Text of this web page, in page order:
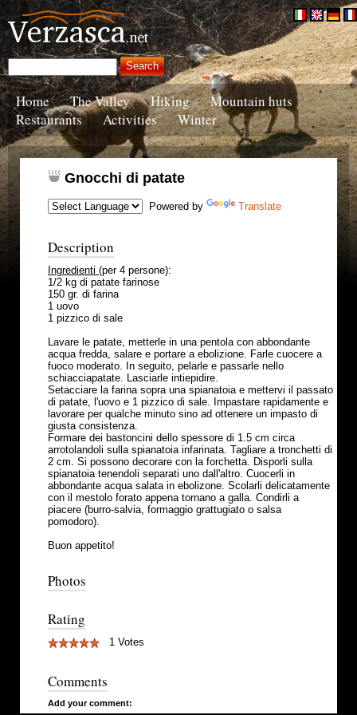
Home The Valley Hiking
Mountain huts
Restaurants
Activities Winter
Gnocchi di patate
Powered by Translate
Description
Ingredienti (per 4 persone):
1/2 kg di patate farinose
150 gr. di farina
1 uovo
1 pizzico di sale
Lavare le patate, metterle in una pentola con abbondante
acqua fredda, salare e portare a ebolizione. Farle cuocere a
fuoco moderato. In seguito, pelarle e passarle nello
schiacciapatate. Lasciarle intiepidire.
Setacciare la farina sopra una spianatoia e mettervi il passato
di patate, l'uovo e 1 pizzico di sale. Impastare rapidamente e
lavorare per qualche minuto sino ad ottenere un impasto di
giusta consistenza.
Formare dei bastoncini dello spessore di 1.5 cm circa
arrotolandoli sulla spianatoia infarinata. Tagliare a tronchetti di
2 cm. Si possono decorare con la forchetta. Disporli sulla
spianatoia tenendoli separati uno dall'altro. Cuocerli in
abbondante acqua salata in ebolizone. Scolarli delicatamente
con il mestolo forato appena tornano a galla. Condirli a
piacere (burro-salvia, formaggio grattugiato o salsa
pomodoro).
Buon appetito!
Photos
Rating
1 Votes
Comments
Add your comment: